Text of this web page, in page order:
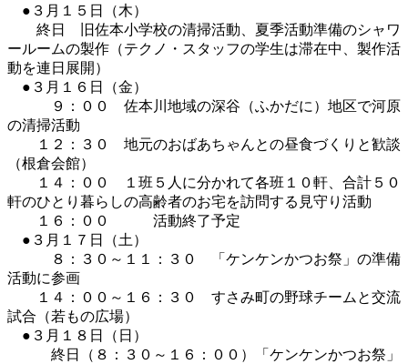
●３月１５日（木）
終日 旧佐本小学校の清掃活動、夏季活動準備のシャワ
ールームの製作（テクノ・スタッフの学生は滞在中、製作活
動を連日展開）
●３月１６日（金）
９：００ 佐本川地域の深谷（ふかだに）地区で河原
の清掃活動
１２：３０ 地元のおばあちゃんとの昼食づくりと歓談
（根倉会館）
１４：００ １班５人に分かれて各班１０軒、合計５０
軒のひとり暮らしの高齢者のお宅を訪問する見守り活動
１６：００ 活動終了予定
●３月１７日（土）
８：３０～１１：３０ 「ケンケンかつお祭」の準備
活動に参画
１４：００～１６：３０ すさみ町の野球チームと交流
試合（若もの広場）
●３月１８日（日）
終日（８：３０～１６：００）「ケンケンかつお祭」